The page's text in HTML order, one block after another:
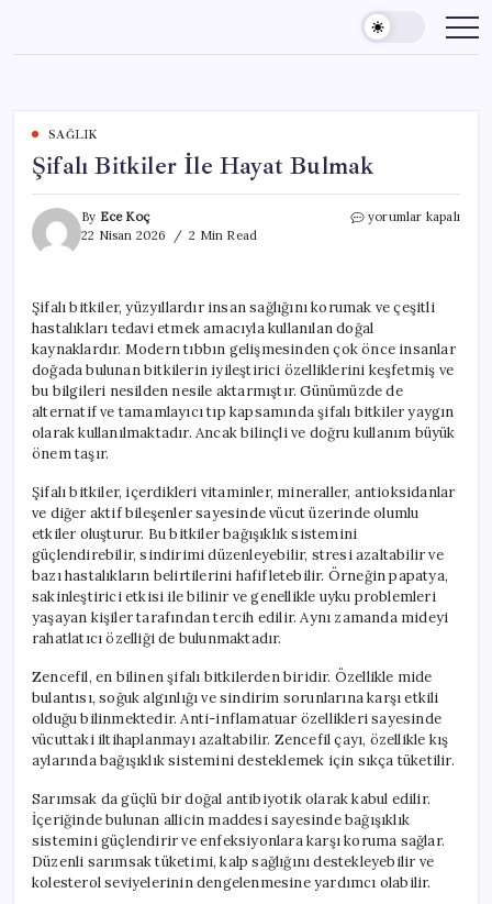
content
SAĞLIK
Şifalı Bitkiler İle Hayat Bulmak
By Ece Koç
22 Nisan 2026
2 Min Read
Şifalı
için
yorumlar kapalı
Şifalı bitkiler, yüzyıllardır insan sağlığını korumak ve çeşitli
hastalıkları tedavi etmek amacıyla kullanılan doğal
kaynaklardır. Modern tıbbın gelişmesinden çok önce insanlar
doğada bulunan bitkilerin iyileştirici özelliklerini keşfetmiş ve
bu bilgileri nesilden nesile aktarmıştır. Günümüzde de
alternatif ve tamamlayıcı tıp kapsamında şifalı bitkiler yaygın
olarak kullanılmaktadır. Ancak bilinçli ve doğru kullanım büyük
önem taşır.
Şifalı bitkiler, içerdikleri vitaminler, mineraller, antioksidanlar
ve diğer aktif bileşenler sayesinde vücut üzerinde olumlu
etkiler oluşturur. Bu bitkiler bağışıklık sistemini
güçlendirebilir, sindirimi düzenleyebilir, stresi azaltabilir ve
bazı hastalıkların belirtilerini hafifletebilir. Örneğin papatya,
sakinleştirici etkisi ile bilinir ve genellikle uyku problemleri
yaşayan kişiler tarafından tercih edilir. Aynı zamanda mideyi
rahatlatıcı özelliği de bulunmaktadır.
Zencefil, en bilinen şifalı bitkilerden biridir. Özellikle mide
bulantısı, soğuk algınlığı ve sindirim sorunlarına karşı etkili
olduğu bilinmektedir. Anti-inflamatuar özellikleri sayesinde
vücuttaki iltihaplanmayı azaltabilir. Zencefil çayı, özellikle kış
aylarında bağışıklık sistemini desteklemek için sıkça tüketilir.
Sarımsak da güçlü bir doğal antibiyotik olarak kabul edilir.
İçeriğinde bulunan allicin maddesi sayesinde bağışıklık
sistemini güçlendirir ve enfeksiyonlara karşı koruma sağlar.
Düzenli sarımsak tüketimi, kalp sağlığını destekleyebilir ve
kolesterol seviyelerinin dengelenmesine yardımcı olabilir.